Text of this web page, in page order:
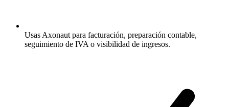
Usas Axonaut para facturación, preparación contable,
seguimiento de IVA o visibilidad de ingresos.